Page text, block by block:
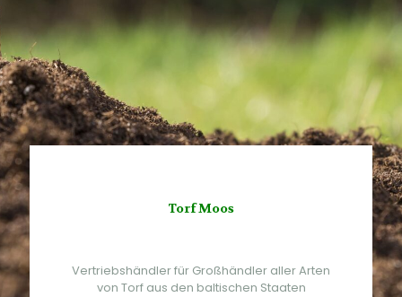
Torf Moos
Vertriebshändler für Großhändler aller Arten
von Torf aus den baltischen Staaten